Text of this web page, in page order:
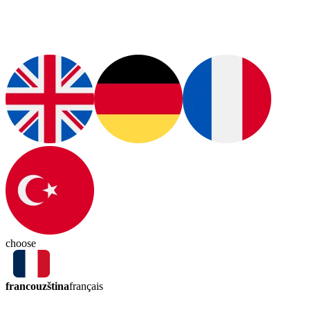
choose
francouzštinafrançais